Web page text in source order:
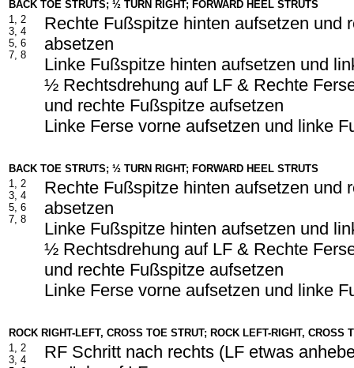
BACK TOE STRUTS; ½ TURN RIGHT; FORWARD HEEL STRUTS
1, 2
3, 4
5, 6
7, 8
Rechte Fußspitze hinten aufsetzen und
absetzen
Linke Fußspitze hinten aufsetzen und
½ Rechtsdrehung auf LF & Rechte
und rechte Fußspitze aufsetzen
Linke Ferse vorne aufsetzen und linke
BACK TOE STRUTS; ½ TURN RIGHT; FORWARD HEEL STRUTS
1, 2
3, 4
5, 6
7, 8
Rechte Fußspitze hinten aufsetzen und
absetzen
Linke Fußspitze hinten aufsetzen und
½ Rechtsdrehung auf LF & Rechte
und rechte Fußspitze aufsetzen
Linke Ferse vorne aufsetzen und linke
ROCK RIGHT-LEFT, CROSS TOE STRUT; ROCK LEFT-RIGHT, CROSS
1, 2
3, 4
RF Schritt nach rechts (LF etwas